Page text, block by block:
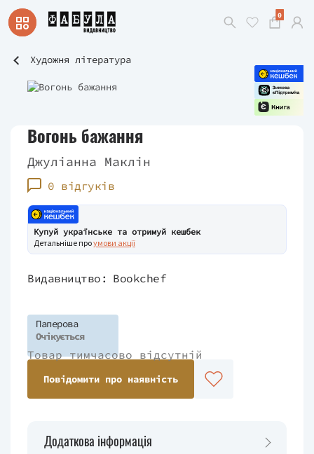
0
Художня література
Вогонь бажання
Джуліанна Маклін
0 відгуків
Купуй українське та отримуй кешбек
Детальніше проумови акції
Видавництво: Bookchef
Паперова
Очікується
Товар тимчасово відсутній
Повідомити про наявність
Додаткова інформація